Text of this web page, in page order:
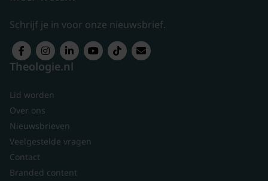
Schrijf je in voor onze nieuwsbrief.
Theologie.nl
Lid worden
Over ons
Nieuwsbrieven
Veelgestelde vragen
Contact
Branded content